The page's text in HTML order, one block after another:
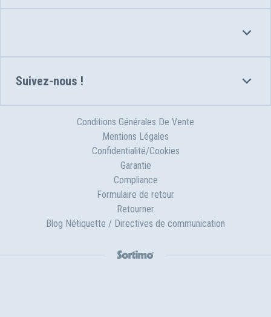
Suivez-nous !
Conditions Générales De Vente
Mentions Légales
Confidentialité/Cookies
Garantie
Compliance
Formulaire de retour
Retourner
Blog Nétiquette / Directives de communication